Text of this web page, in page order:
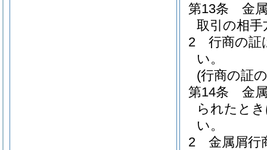
第13条
金
取引の相
2
行商の証
い。
(行商の証
第14条
金
られたと
い。
2
金属屑行